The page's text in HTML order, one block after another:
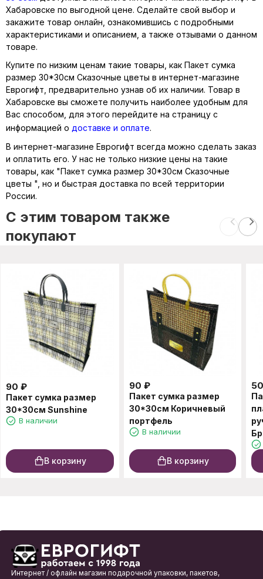
Хабаровске по выгодной цене. Сделайте свой выбор и
закажите товар онлайн, ознакомившись с подробными
характеристиками и описанием, а также отзывами о данном
товаре.
Купите по низким ценам такие товары, как Пакет сумка
размер 30*30см Сказочные цветы в интернет-магазине
Еврогифт, предварительно узнав об их наличии. Товар в
Хабаровске вы сможете получить наиболее удобным для
Вас способом, для этого перейдите на страницу с
информацией о доставке и оплате.
В интернет-магазине Еврогифт всегда можно сделать заказ
и оплатить его. У нас не только низкие цены на такие
товары, как "Пакет сумка размер 30*30см Сказочные
цветы ", но и быстрая доставка по всей территории
России.
C этим товаром также
покупают
90 ₽
Пакет сумка размер
30*30см Sunshine
В наличии
В корзину
90 ₽
Пакет сумка размер
30*30см Коричневый
портфель
В наличии
В корзину
Интернет / офлайн магазин подарочной упаковки, пакетов,